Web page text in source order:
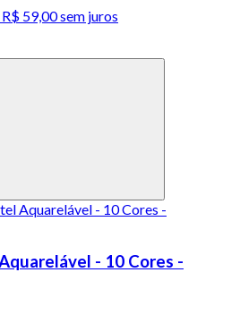
R$ 59,00sem juros
- 10 Cores -